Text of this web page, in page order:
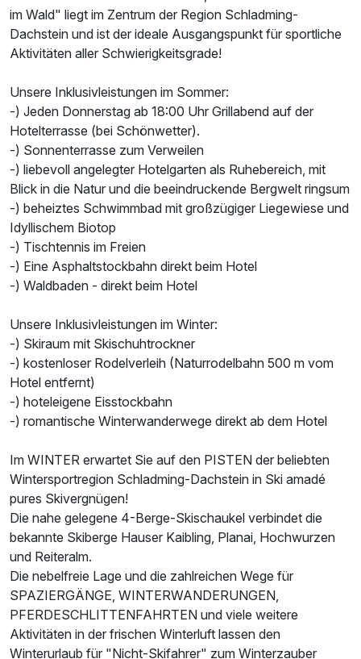
im Wald" liegt im Zentrum der Region Schladming-
Dachstein und ist der ideale Ausgangspunkt für sportliche
Aktivitäten aller Schwierigkeitsgrade!
Unsere Inklusivleistungen im Sommer:
-) Jeden Donnerstag ab 18:00 Uhr Grillabend auf der
Hotelterrasse (bei Schönwetter).
-) Sonnenterrasse zum Verweilen
-) liebevoll angelegter Hotelgarten als Ruhebereich, mit
Blick in die Natur und die beeindruckende Bergwelt ringsum
-) beheiztes Schwimmbad mit großzügiger Liegewiese und
Idyllischem Biotop
-) Tischtennis im Freien
-) Eine Asphaltstockbahn direkt beim Hotel
-) Waldbaden - direkt beim Hotel
Unsere Inklusivleistungen im Winter:
-) Skiraum mit Skischuhtrockner
-) kostenloser Rodelverleih (Naturrodelbahn 500 m vom
Hotel entfernt)
-) hoteleigene Eisstockbahn
-) romantische Winterwanderwege direkt ab dem Hotel
Im WINTER erwartet Sie auf den PISTEN der beliebten
Wintersportregion Schladming-Dachstein in Ski amadé
pures Skivergnügen!
Die nahe gelegene 4-Berge-Skischaukel verbindet die
bekannte Skiberge Hauser Kaibling, Planai, Hochwurzen
und Reiteralm.
Die nebelfreie Lage und die zahlreichen Wege für
SPAZIERGÄNGE, WINTERWANDERUNGEN,
PFERDESCHLITTENFAHRTEN und viele weitere
Aktivitäten in der frischen Winterluft lassen den
Winterurlaub für "Nicht-Skifahrer" zum Winterzauber